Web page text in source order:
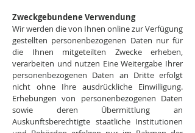
Zweckgebundene Verwendung
Wir werden die von Ihnen online zur Verfügung
gestellten personenbezogenen Daten nur für
die Ihnen mitgeteilten Zwecke erheben,
verarbeiten und nutzen Eine Weitergabe Ihrer
personenbezogenen Daten an Dritte erfolgt
nicht ohne Ihre ausdrückliche Einwilligung.
Erhebungen von personenbezogenen Daten
sowie deren Übermittlung an
Auskunftsberechtigte staatliche Institutionen